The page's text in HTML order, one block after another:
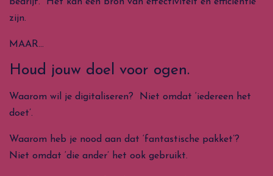
zijn.
MAAR…
Houd jouw doel voor ogen.
Waarom wil je digitaliseren? Niet omdat ‘iedereen het
doet’.
Waarom heb je nood aan dat ‘fantastische pakket’?
Niet omdat ‘die ander’ het ook gebruikt.